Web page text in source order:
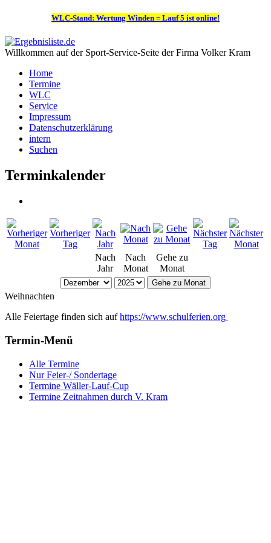
WLC-Stand: Wertung Winden = Lauf 5 ist online!
Willkommen auf der Sport-Service-Seite der Firma Volker Kram
Home
Termine
WLC
Service
Impressum
Datenschutzerklärung
intern
Suchen
Terminkalender
Nach
Jahr
Nach
Monat
Gehe zu
Monat
Gehe zu Monat
Weihnachten
Alle Feiertage finden sich aufhttps://www.schulferien.org
Termin-Menü
Alle Termine
Nur Feier-/ Sondertage
Termine Wäller-Lauf-Cup
Termine Zeitnahmen durch V. Kram